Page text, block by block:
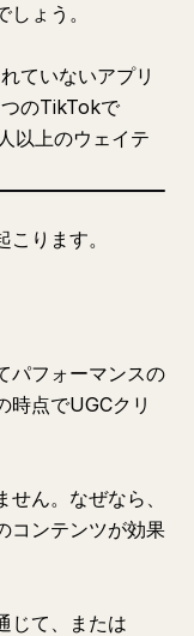
ょう。
ていないアプリ
のTikTokで
以上のウェイテ
ります。
パフォーマンスの
時点でUGCクリ
ん。なぜなら、
コンテンツが効果
じて、または